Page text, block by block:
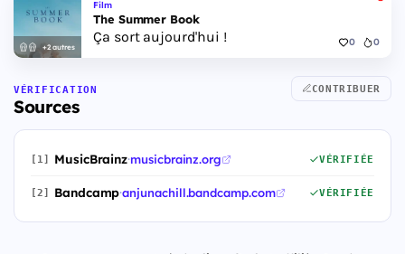
+2 autres
Film
The Summer Book
Ça sort aujourd'hui ! 0 0
VÉRIFICATION
Sources
CONTRIBUER
[1] MusicBrainz·musicbrainz.org VÉRIFIÉE
[2] Bandcamp·anjunachill.bandcamp.com VÉRIFIÉE